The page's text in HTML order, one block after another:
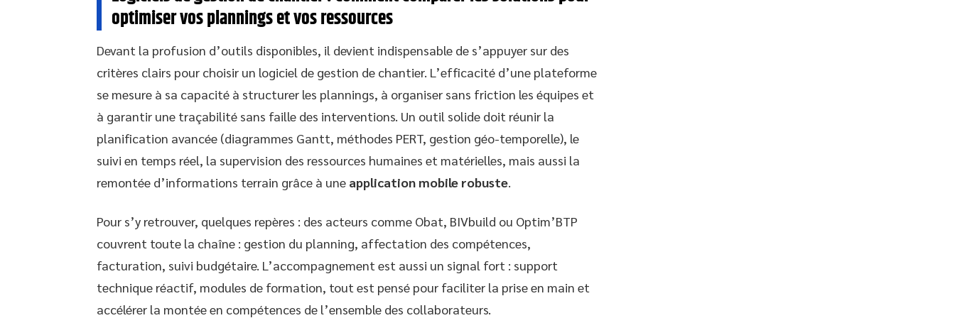
optimiser vos plannings et vos ressources
Devant la profusion d’outils disponibles, il devient indispensable de s’appuyer sur des
critères clairs pour choisir un logiciel de gestion de chantier. L’efficacité d’une plateforme
se mesure à sa capacité à structurer les plannings, à organiser sans friction les équipes et
à garantir une traçabilité sans faille des interventions. Un outil solide doit réunir la
planification avancée (diagrammes Gantt, méthodes PERT, gestion géo-temporelle), le
suivi en temps réel, la supervision des ressources humaines et matérielles, mais aussi la
remontée d’informations terrain grâce à une application mobile robuste
Pour s’y retrouver, quelques repères : des acteurs comme Obat, BIVbuild ou Optim’BTP
couvrent toute la chaîne : gestion du planning, affectation des compétences,
facturation, suivi budgétaire. L’accompagnement est aussi un signal fort : support
technique réactif, modules de formation, tout est pensé pour faciliter la prise en main et
accélérer la montée en compétences de l’ensemble des collaborateurs.